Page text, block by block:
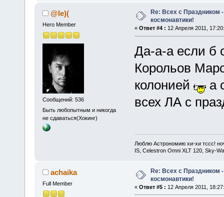
@le)(
Hero Member
Сообщений: 536
Быть любопытным и никогда
не сдаваться(Хокинг)
Re: Всех с
космонавтики!
« Ответ #4 : 12 Апреля 2011,
Да-а-а если б
Корольов
колонией
а
всех ЛА с
Люблю Астрономию хи-хи тссс!
IS, Celestron Omni XLT 120, Sky-
achaika
Full Member
Re: Всех с
космонавтики!
« Ответ #5 : 12 Апреля 2011,